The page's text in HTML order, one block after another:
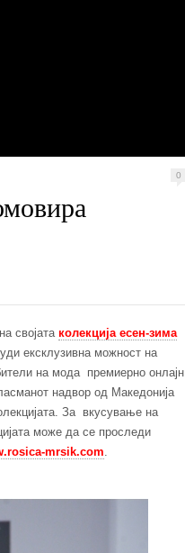
0
својата колекција есен-зима
ексклузивна можност на
на мода премиерно онлајн
надвор од Македонија
За вкусување на
може да се проследи
mrsik.com.